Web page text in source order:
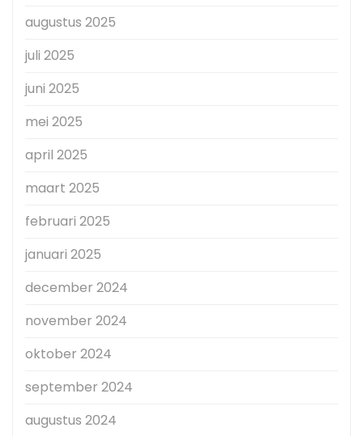
augustus 2025
juli 2025
juni 2025
mei 2025
april 2025
maart 2025
februari 2025
januari 2025
december 2024
november 2024
oktober 2024
september 2024
augustus 2024